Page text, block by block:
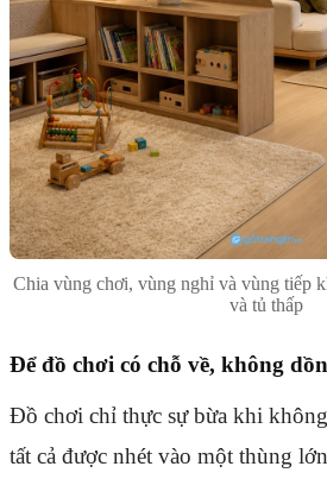
Chia vùng chơi, vùng nghỉ và vùng tiếp
và tủ thấp
Để đồ chơi có chỗ về, không
Đồ chơi chỉ thực sự bừa khi
tất cả được nhét vào một thùng